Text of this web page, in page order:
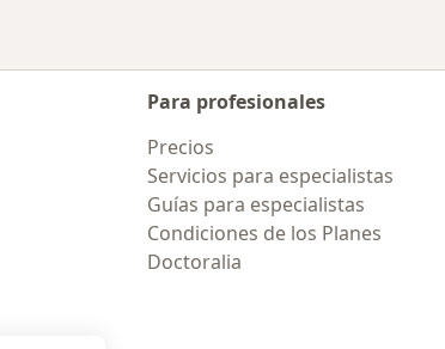
Para profesionales
Precios
Servicios para especialistas
Guías para especialistas
Condiciones de los Planes
Doctoralia